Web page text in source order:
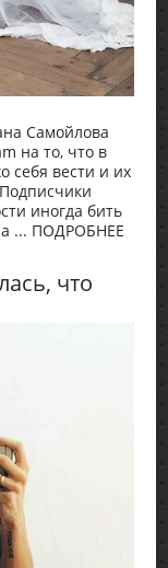
Самойлова
на то, что в
себя вести и их
иногда бить
... ПОДРОБНЕЕ
что